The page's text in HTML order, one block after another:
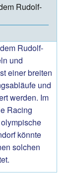
Rudolf-
Rudolf-
und
einer breiten
und
werden. Im
Racing
könnte
solchen